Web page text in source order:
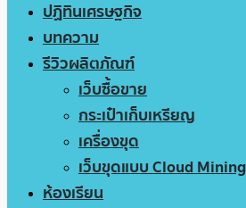
ปฏิทินเศรษฐกิจ
บทความ
รีวิวผลิตภัณฑ์
เว็บซื้อขาย
กระเป๋าเก็บเหรียญ
เครื่องขุด
เว็บขุดแบบ Cloud Mining
ห้องเรียน